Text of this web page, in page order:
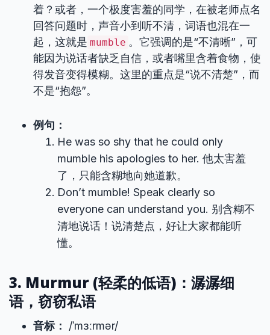
着？或者，一个极度害羞的同学，在被老师点名
回答问题时，声音小到听不清，词语也混在一
起，这就是 mumble 。它强调的是“不清晰”，可
能因为说话者缺乏自信，或者嘴里含着食物，使
得发音变得模糊。这里的重点是“说不清楚”，而
不是“抱怨”。
例句：
He was so shy that he could only
mumble his apologies to her. 他太害羞
了，只能含糊地向她道歉。
Don’t mumble! Speak clearly so
everyone can understand you. 别含糊不
清地说话！说清楚点，好让大家都能听
懂。
3. Murmur (轻柔的低语)：潺潺细
语，窃窃私语
音标： /ˈmɜːrmər/